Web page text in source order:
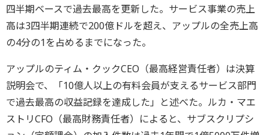
四半期ベースで過去最高を更新した。サービス事業の売上
高は3四半期連続で200億ドルを超え、アップルの全売上高
の4分の1を占めるまでになった。
アップルのティム・クックCEO（最高経営責任者）は決算
説明会で、「10億人以上の有料会員が支えるサービス部門
で過去最高の収益記録を達成した」と述べた。ルカ・マエ
ストリCFO（最高財務責任者）によると、サブスクリプシ